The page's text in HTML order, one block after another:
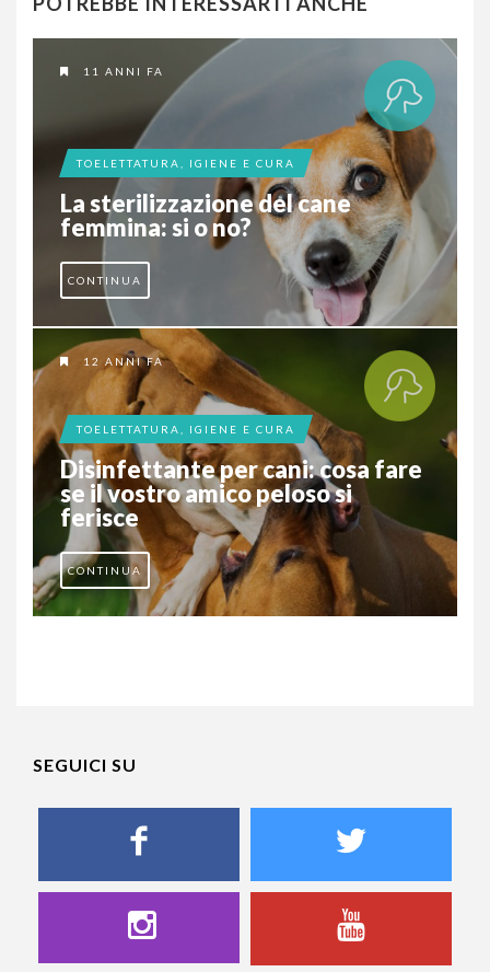
11 ANNI FA
TOELETTATURA, IGIENE E CURA
La sterilizzazione del cane
femmina: si o no?
CONTINUA
12 ANNI FA
TOELETTATURA, IGIENE E CURA
Disinfettante per cani: cosa fare
se il vostro amico peloso si
ferisce
CONTINUA
SEGUICI SU